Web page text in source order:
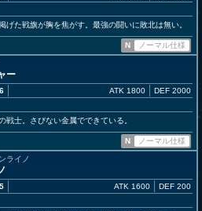
げた戦旗が胸を焦がす。最強の闘いに敗北は無い。
N ノーマル仕様
ー
ATK 1800 DEF 2000
戦士。さびない金属でできている。
N ノーマル仕様
ライノ
ATK 1600 DEF 200